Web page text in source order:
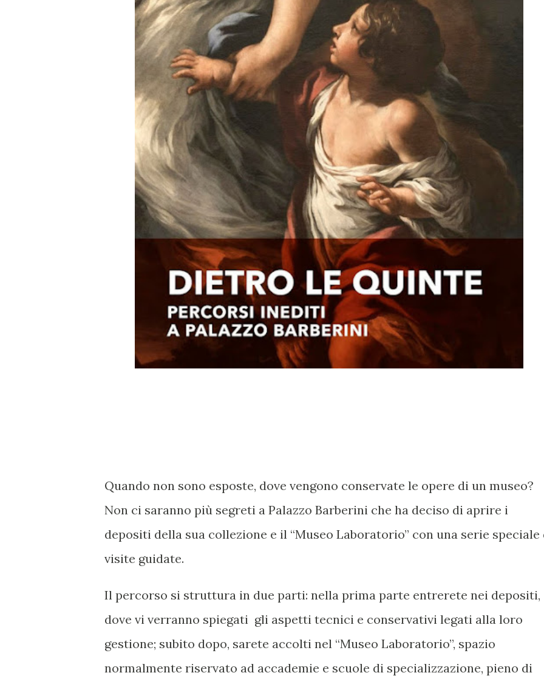
Quando non sono esposte, dove vengono conservate le opere di un museo?
Non ci saranno più segreti a Palazzo Barberini che ha deciso di aprire i
depositi della sua collezione e il “Museo Laboratorio” con una serie speciale
visite guidate.
Il percorso si struttura in due parti: nella prima parte entrerete nei depositi,
dove vi verranno spiegati gli aspetti tecnici e conservativi legati alla loro
gestione; subito dopo, sarete accolti nel “Museo Laboratorio”, spazio
normalmente riservato ad accademie e scuole di specializzazione, pieno di